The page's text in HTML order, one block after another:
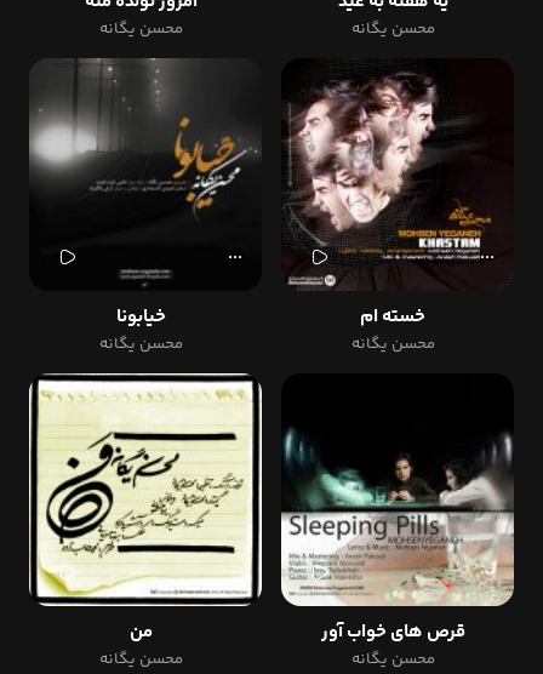
محسن یگانه محسن یگانه
خسته ام
محسن یگانه
خیابونا
محسن یگانه
قرص های خواب آور
محسن یگانه
من
محسن یگانه